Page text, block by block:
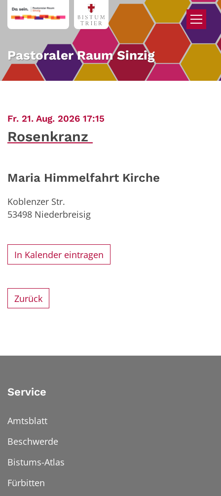
Zum Inhalt springen
Pastoraler Raum Sinzig
Fr. 21. Aug. 2026 17:15
Rosenkranz
Maria Himmelfahrt Kirche
Koblenzer Str.
53498 Niederbreisig
In Kalender eintragen
Zurück
Service
Amtsblatt
Beschwerde
Bistums-Atlas
Fürbitten